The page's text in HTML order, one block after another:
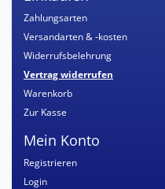
Zahlungsarten
Versandarten & -kosten
Widerrufsbelehrung
Vertrag widerrufen
Warenkorb
Zur Kasse
Mein Konto
Registrieren
Login